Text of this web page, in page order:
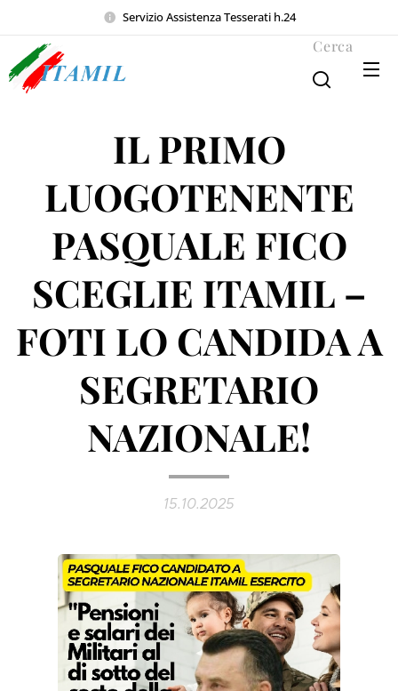
Servizio Assistenza Tesserati h.24
Cerca
IL PRIMO
LUOGOTENENTE
PASQUALE FICO
SCEGLIE ITAMIL –
FOTI LO CANDIDA A
SEGRETARIO
NAZIONALE!
15.10.2025